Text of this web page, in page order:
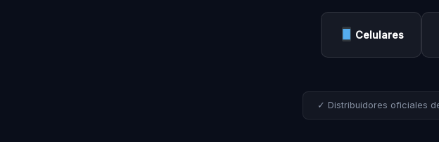
Celulares
✓ Distribuidores oficiales